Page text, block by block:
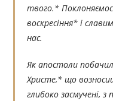
твого.*
воскресіння* і
нас.
Як апостоли
Христе,* що
глибоко засмучені,